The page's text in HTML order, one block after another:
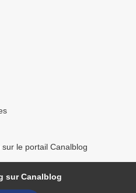
le portail Canalblog
sur Canalblog